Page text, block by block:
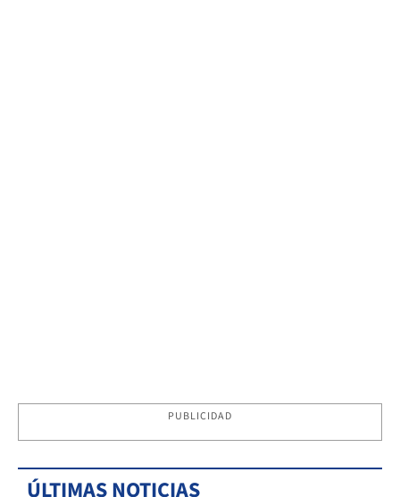
PUBLICIDAD
ÚLTIMAS NOTICIAS